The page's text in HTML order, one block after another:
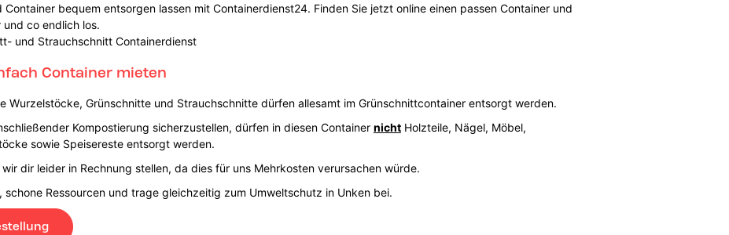
bequem entsorgen lassen mit Containerdienst24. Finden Sie jetzt online einen passen Container und
und co endlich los.
und Strauchschnitt Containerdienst
Container mieten
Wurzelstöcke, Grünschnitte und Strauchschnitte dürfen allesamt im Grünschnittcontainer entsorgt werden.
Kompostierung sicherzustellen, dürfen in diesen Container nichtHolzteile, Nägel, Möbel,
sowie Speisereste entsorgt werden.
dir leider in Rechnung stellen, da dies für uns Mehrkosten verursachen würde.
Ressourcen und trage gleichzeitig zum Umweltschutz in Unken bei.